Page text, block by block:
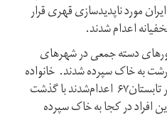
مورد ناپدیدسازی قهری قرار
اعدام شدند.
دسته جمعی در شهرهای
رشت به خاک سپرده شدند. خانواده
زندانیان سیاسی که در جریان کشتار تابستان۶۷ اعدام‌شدند با گذشت
افراد در کجا به خاک سپرده